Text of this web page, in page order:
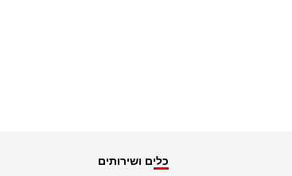
כלים ושירותים